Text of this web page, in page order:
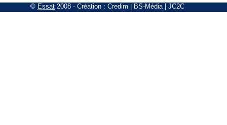
© Essat 2008 - Création : Credim BS-Média| JC2C